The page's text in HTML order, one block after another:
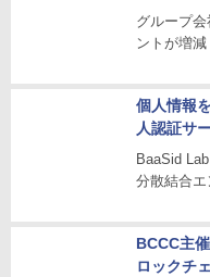
グループ
ントが増減
個人情報
人認証サ
BaaSid
分散結合
BCCC主
ロックチ